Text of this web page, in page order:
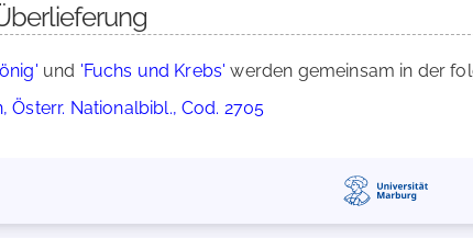
und 'Fuchs und Krebs' werden gemeinsam in der
Österr. Nationalbibl., Cod. 2705